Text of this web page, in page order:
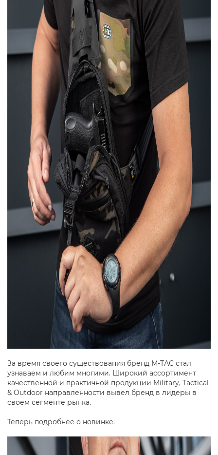
За время своего существования бренд М-ТАС стал
узнаваем и любим многими. Широкий ассортимент
качественной и практичной продукции Military, Tactical
& Outdoor направленности вывел бренд в лидеры в
своем сегменте рынка.
Теперь подробнее о новинке.